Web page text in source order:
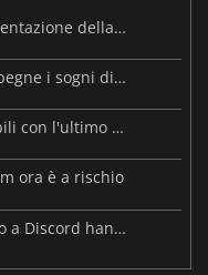
MARVEL Tōkon debutta con la presentazione della roadmap per il primo anno
Steam Frame: il prezzo trapelato spegne i sogni di un VR economico
Palworld: Sunreach e boss più stabili con l'ultimo update
ora è a rischio
Le mappe dei malware e un attacco a Discord hanno colpito Meccha Chameleon